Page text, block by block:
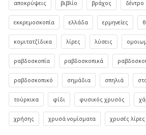
αποκρύψεις βιβλίο βράχος δέντρο
εκκρεμοσκοπία ελλάδα ερμηνείες
κομιτατζίδικα λίρες λύσεις
ραβδοσκοπία ραβδοσκοπικά
ραβδοσκοπικό σημάδια σπηλιά
τούρκικα φίδι φυσικός χρυσός
χρήσης χρυσά νομίσματα χρυσές λίρες